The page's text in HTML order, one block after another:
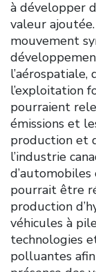
à développer
valeur
mouvement
l’exploitation
pourraient
émissions et
production et
l’industrie
pourrait être
production
véhicules à
technologies
polluantes afin